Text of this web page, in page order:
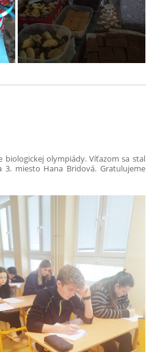
biologickej olympiády. Víťazom sa stal
3. miesto Hana Bridová. Gratulujeme